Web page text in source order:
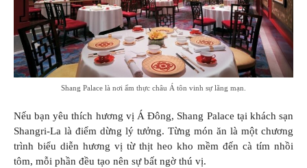
Shang Palace là nơi ẩm thực châu Á tôn vinh sự lãng mạn.
Nếu bạn yêu thích hương vị Á Đông, Shang Palace tại khách sạn
Shangri-La là điểm dừng lý tưởng. Từng món ăn là một chương
trình biểu diễn hương vị từ thịt heo kho mềm đến cà tím nhồi
tôm, mỗi phần đều tạo nên sự bất ngờ thú vị.